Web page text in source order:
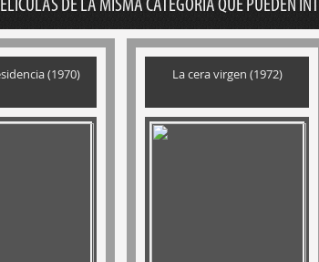
DE LA MISMA CATEGORÍA QUE PUEDEN
(1970) La cera virgen (1972)